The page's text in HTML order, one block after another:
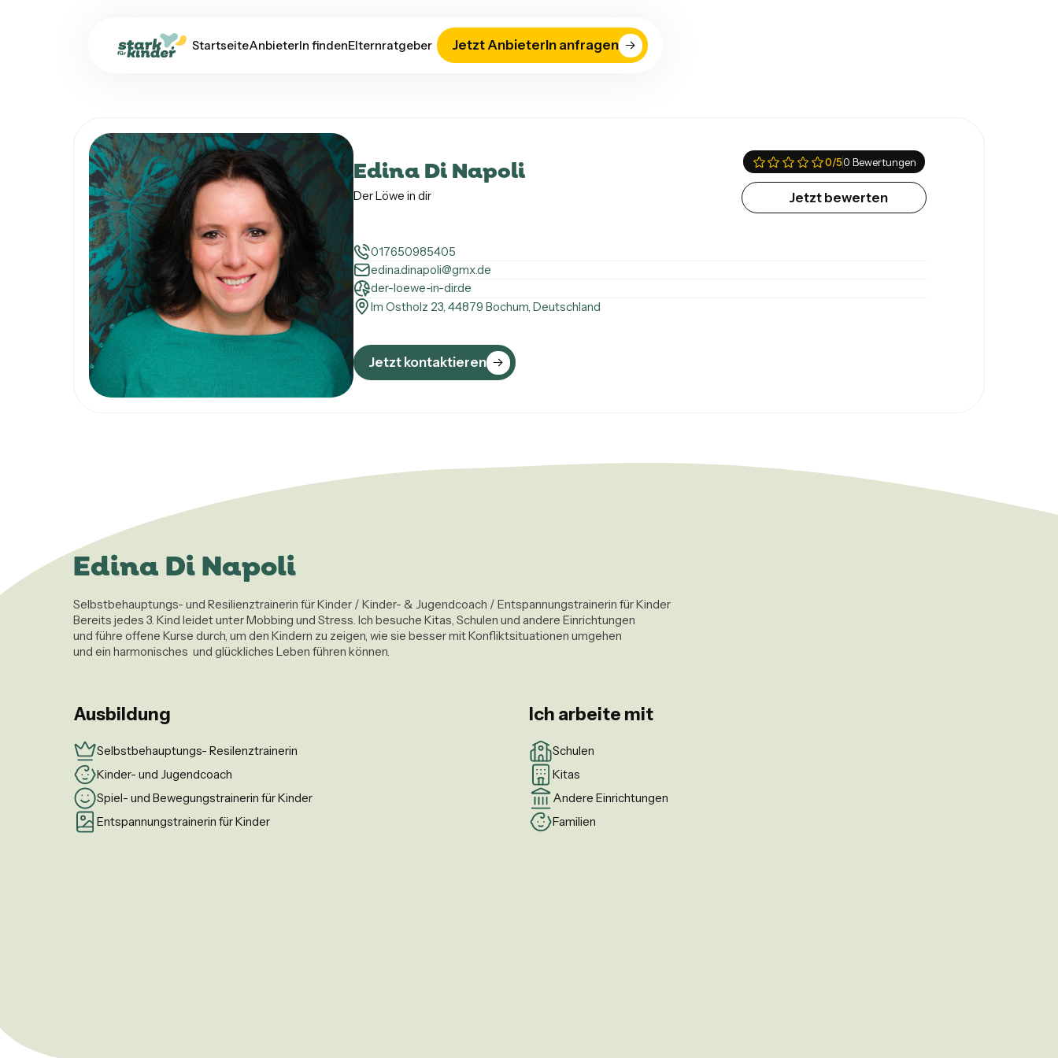
StartseiteAnbieterIn findenElternratgeber Jetzt AnbieterIn anfragen
Edina Di Napoli
Der Löwe in dir
0/50 Bewertungen
Jetzt bewerten
017650985405
edina.dinapoli@gmx.de
der-loewe-in-dir.de
Im Ostholz 23, 44879 Bochum, Deutschland
Jetzt kontaktieren
Edina Di Napoli
Selbstbehauptungs- und Resilienztrainerin für Kinder / Kinder- & Jugendcoach / Entspannungstrainerin für Kinder
Bereits jedes 3. Kind leidet unter Mobbing und Stress. Ich besuche Kitas, Schulen und andere Einrichtungen
und führe offene Kurse durch, um den Kindern zu zeigen, wie sie besser mit Konfliktsituationen umgehen
und ein harmonisches  und glückliches Leben führen können.
Ausbildung
Selbstbehauptungs- Resilenztrainerin
Kinder- und Jugendcoach
Spiel- und Bewegungstrainerin für Kinder
Entspannungstrainerin für Kinder
Ich arbeite mit
Schulen
Kitas
Andere Einrichtungen
Familien